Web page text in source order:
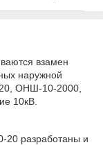
взамен
наружной
ОНШ-10-2000,
10кВ.
20 разработаны и